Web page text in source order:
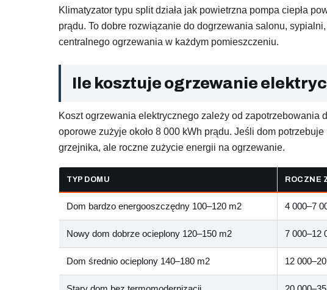
Klimatyzator typu split działa jak powietrzna pompa ciepła
prądu. To dobre rozwiązanie do dogrzewania salonu,
centralnego ogrzewania w każdym pomieszczeniu.
Ile kosztuje ogrzewanie
Koszt ogrzewania elektrycznego zależy od zapotrzebowania
oporowe zużyje około 8 000 kWh prądu. Jeśli dom
grzejnika, ale roczne zużycie energii na ogrzewanie.
TYP DOMU ROCZNE
Dom bardzo energooszczędny 100–120 m2 4 000–7
Nowy dom dobrze ocieplony 120–150 m2 7 000–12
Dom średnio ocieplony 140–180 m2 12